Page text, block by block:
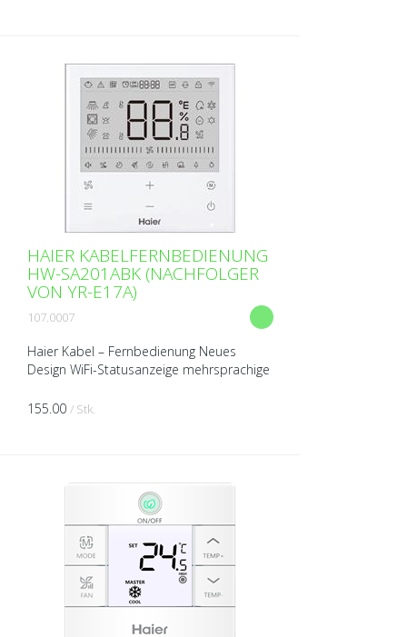
HAIER KABELFERNBEDIENUNG
HW-SA201ABK (NACHFOLGER
VON YR-E17A)
107.0007
Haier Kabel – Fernbedienung Neues
Design WiFi-Statusanzeige mehrsprachige
Deutsch, Spanisch, Italienisch,
155.00 / Stk.